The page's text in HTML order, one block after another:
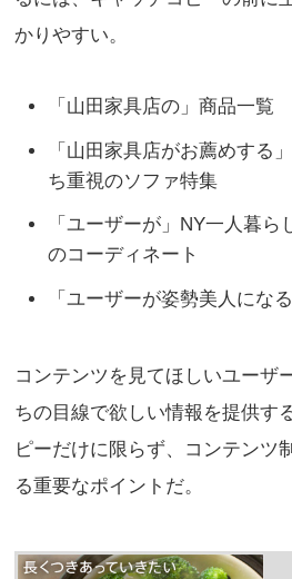
かりやすい。
「山田家具店の」商品一覧
「山田家具店がお薦めする
ち重視のソファ特集
「ユーザーが」NY一人暮
のコーディネート
「ユーザーが姿勢美人にな
コンテンツを見てほしいユーザ
ちの目線で欲しい情報を提供す
ピーだけに限らず、コンテンツ
る重要なポイントだ。